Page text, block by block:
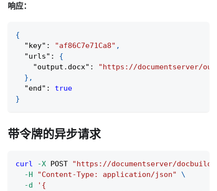
响应：
{
"key" : "af86C7e71Ca8" ,
"urls" :
{
"output.docx" :
"https://documentserver/
} ,
"end" :
true
}
带令牌的异步请求
curl -X POST
"https://documentserver/
-H
"Content-Type: application/json"
\
-d
'{